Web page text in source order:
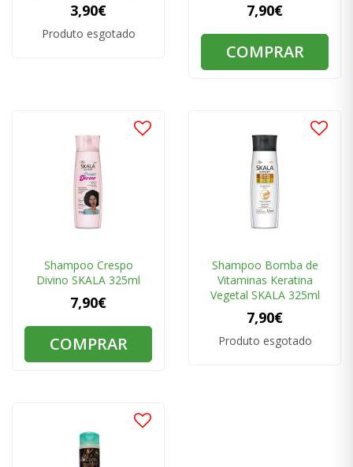
3,90€
Produto esgotado
7,90€
COMPRAR
Shampoo Crespo
Divino SKALA 325ml
7,90€
COMPRAR
Shampoo Bomba de
Vitaminas Keratina
Vegetal SKALA 325ml
7,90€
Produto esgotado